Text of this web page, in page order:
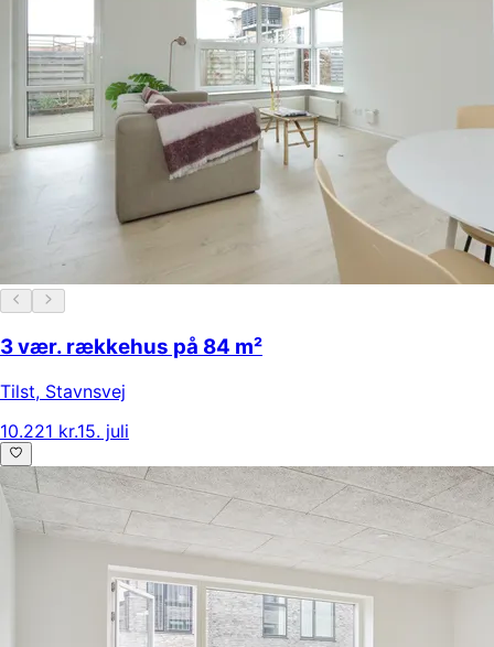
3 vær. rækkehus på 84 m²
Tilst, Stavnsvej
10.221 kr.15. juli